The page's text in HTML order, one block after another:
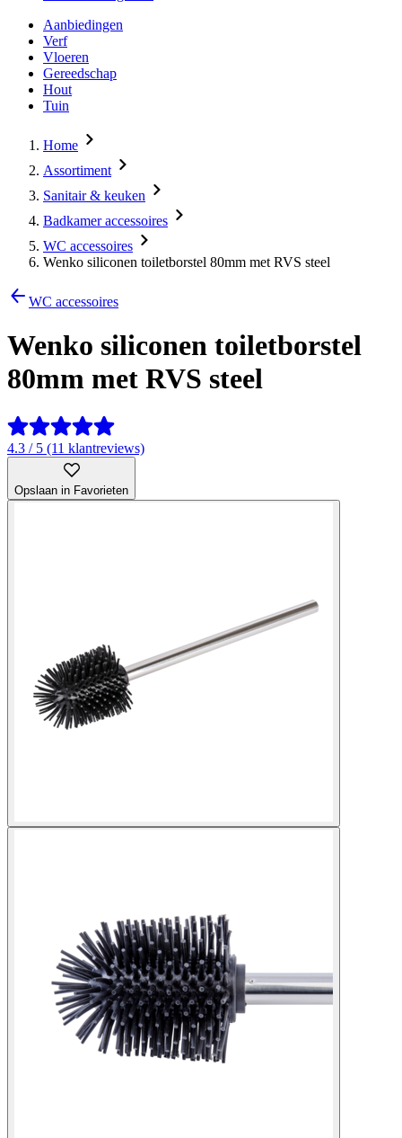
Aanbiedingen
Verf
Vloeren
Gereedschap
Hout
Tuin
Home
Assortiment
Sanitair & keuken
Badkamer accessoires
WC accessoires
Wenko siliconen toiletborstel 80mm met RVS steel
WC accessoires
Wenko siliconen toiletborstel
80mm met RVS steel
4.3 / 5 (11 klantreviews)
Opslaan in Favorieten